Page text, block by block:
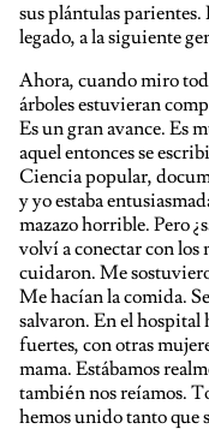
sus plántulas
legado, a la siguiente
Ahora, cuando miro
árboles estuvieran
Es un gran avance. Es
aquel entonces se
Ciencia popular,
y yo estaba
mazazo horrible. Pero
volví a conectar con
cuidaron. Me
Me hacían la comida.
salvaron. En el hospital
fuertes, con otras
mama. Estábamos
también nos reíamos.
hemos unido tanto que